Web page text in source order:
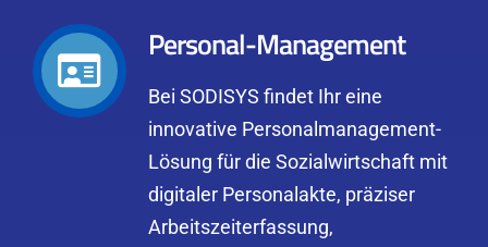
Personal-Management
Bei SODISYS findet Ihr eine
innovative Personalmanagement-
Lösung für die Sozialwirtschaft mit
digitaler Personalakte, präziser
Arbeitszeiterfassung,